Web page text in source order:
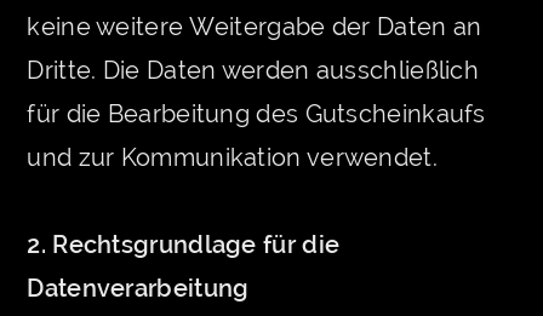
keine weitere Weitergabe der Daten an
Dritte. Die Daten werden ausschließlich
für die Bearbeitung des Gutscheinkaufs
und zur Kommunikation verwendet.
2. Rechtsgrundlage für die
Datenverarbeitung